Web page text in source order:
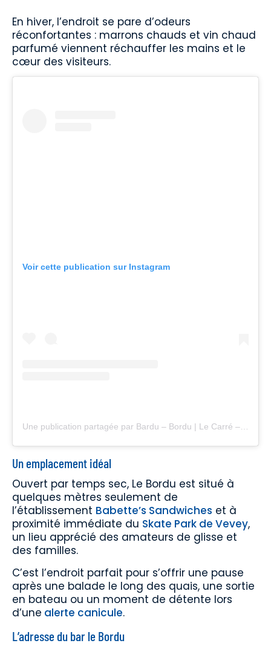
En hiver, l’endroit se pare d’odeurs
réconfortantes : marrons chauds et vin chaud
parfumé viennent réchauffer les mains et le
cœur des visiteurs.
Voir cette publication sur Instagram
Une publication partagée par Bardu – Bordu | Le Carré – Vevey (@bardubordu)
Un emplacement idéal
Ouvert par temps sec, Le Bordu est situé à
quelques mètres seulement de
l’établissement Babette’s Sandwiches et à
proximité immédiate du Skate Park de Vevey,
un lieu apprécié des amateurs de glisse et
des familles.
C’est l’endroit parfait pour s’offrir une pause
après une balade le long des quais, une sortie
en bateau ou un moment de détente lors
d’une alerte canicule.
L’adresse du bar le Bordu